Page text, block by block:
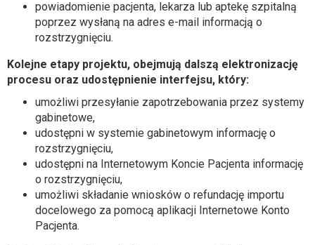
powiadomienie pacjenta, lekarza lub aptekę szpitalną
poprzez wysłaną na adres e-mail informacją o
rozstrzygnięciu.
Kolejne etapy projektu, obejmują dalszą elektronizację
procesu oraz udostępnienie interfejsu, który:
umożliwi przesyłanie zapotrzebowania przez systemy
gabinetowe,
udostępni w systemie gabinetowym informację o
rozstrzygnięciu,
udostępni na Internetowym Koncie Pacjenta informację
o rozstrzygnięciu,
umożliwi składanie wniosków o refundację importu
docelowego za pomocą aplikacji Internetowe Konto
Pacjenta.